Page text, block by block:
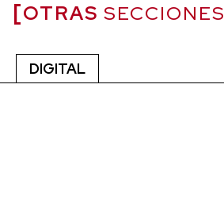
OTRAS SECCIONES
DIGITAL